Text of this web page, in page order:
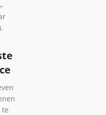
te